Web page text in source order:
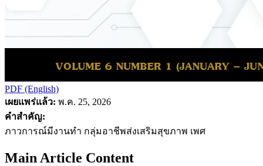
PDF (English)
เผยแพร่แล้ว: พ.ค. 25, 2026
คำสำคัญ:
ภาวการณ์มีงานทำ กลุ่มอาชีพส่งเสริมสุขภาพ เพศ
Main Article Content